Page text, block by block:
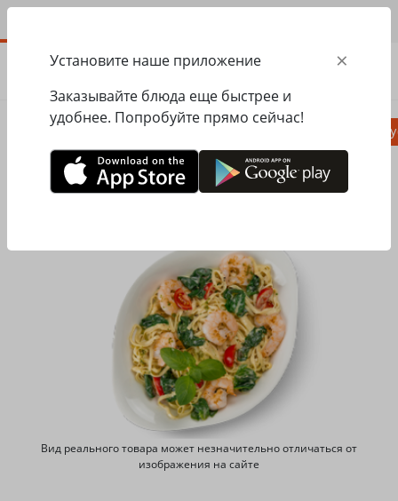
Салаты,
Pasta&Pizza
Паста
Паста с морепродуктами Лингвини с креветками и шпинатом ХL ( большая порция)
Вид реального товара может незначительно отличаться от
изображения на сайте
Установите наше приложение ×
Заказывайте блюда еще быстрее и
удобнее. Попробуйте прямо сейчас!